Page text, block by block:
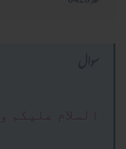
السلام